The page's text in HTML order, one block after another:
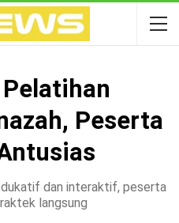
Peserta
dan interaktif, peserta
langsung